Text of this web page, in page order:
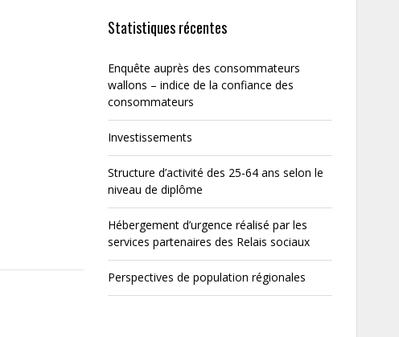
Statistiques récentes
Enquête auprès des consommateurs
wallons – indice de la confiance des
consommateurs
Investissements
Structure d’activité des 25-64 ans selon le
niveau de diplôme
Hébergement d’urgence réalisé par les
services partenaires des Relais sociaux
Perspectives de population régionales